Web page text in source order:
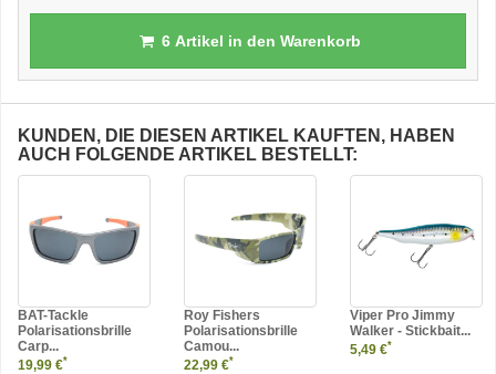
6Artikel in den Warenkorb
KUNDEN, DIE DIESEN ARTIKEL KAUFTEN, HABEN
AUCH FOLGENDE ARTIKEL BESTELLT:
BAT-Tackle
Polarisationsbrille
Carp...
19,99 €*
Roy Fishers
Polarisationsbrille
Camou...
22,99 €*
Viper Pro Jimmy
Walker - Stickbait...
5,49 €*